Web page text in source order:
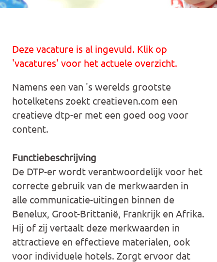
Deze vacature is al ingevuld. Klik op
'vacatures' voor het actuele overzicht.
Namens een van 's werelds grootste
hotelketens zoekt creatieven.com een
creatieve dtp-er met een goed oog voor
content.
Functiebeschrijving
De DTP-er wordt verantwoordelijk voor het
correcte gebruik van de merkwaarden in
alle communicatie-uitingen binnen de
Benelux, Groot-Brittanië, Frankrijk en Afrika.
Hij of zij vertaalt deze merkwaarden in
attractieve en effectieve materialen, ook
voor individuele hotels. Zorgt ervoor dat